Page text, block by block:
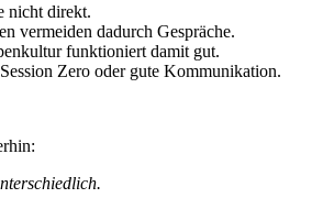
nicht direkt.
vermeiden dadurch Gespräche.
funktioniert damit gut.
Zero oder gute Kommunikation.